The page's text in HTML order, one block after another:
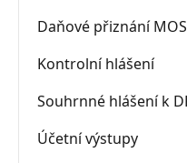
Daňové přiznání
Kontrolní hlášení
Souhrnné hlášení k
Účetní výstupy